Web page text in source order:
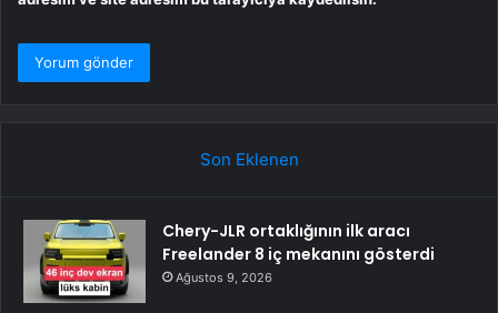
Son Eklenen
Chery-JLR ortaklığının ilk aracı
Freelander 8 iç mekanını gösterdi
Ağustos 9, 2026